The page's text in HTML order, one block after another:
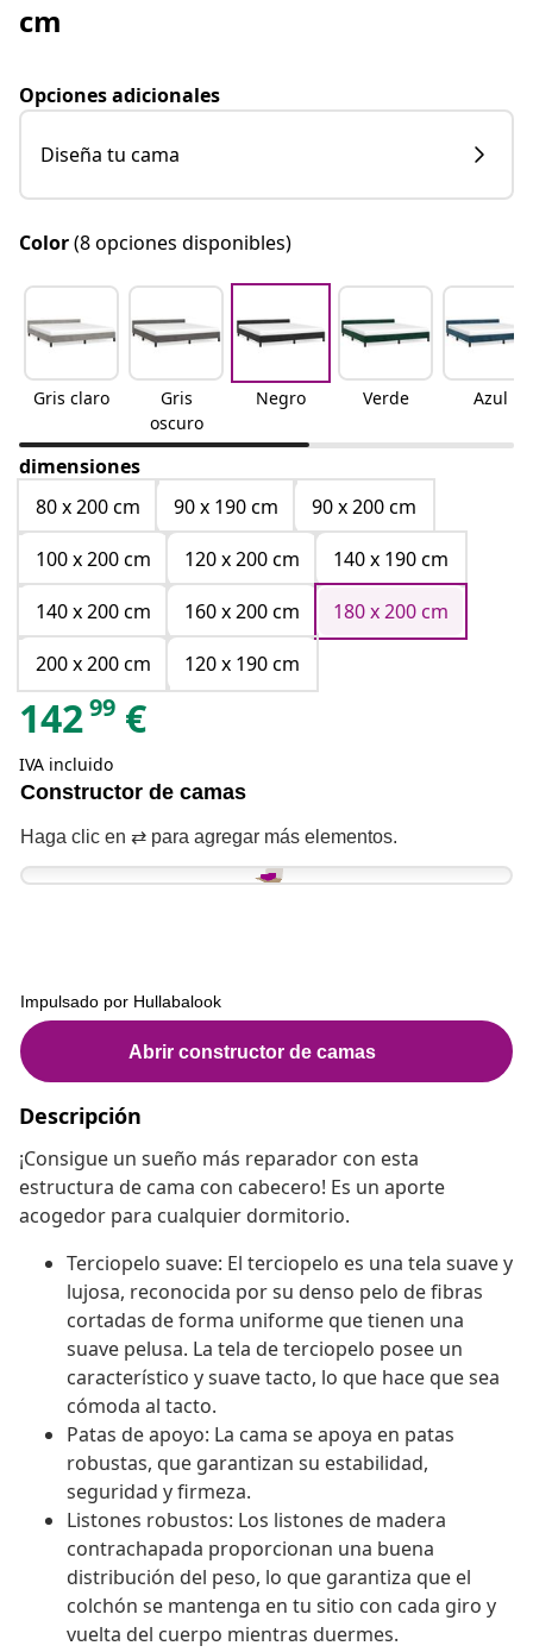
cm
Opciones adicionales
Diseña tu cama
Color(8 opciones disponibles)
Gris claro
Gris
oscuro
Negro Verde Azul
dimensiones
80 x 200 cm
90 x 190 cm
90 x 200 cm
100 x 200 cm
120 x 200 cm
140 x 190 cm
140 x 200 cm
160 x 200 cm
180 x 200 cm
200 x 200 cm
120 x 190 cm
14299 €
IVA incluido
Descripción
¡Consigue un sueño más reparador con esta
estructura de cama con cabecero! Es un aporte
acogedor para cualquier dormitorio.
Terciopelo suave: El terciopelo es una tela suave y
lujosa, reconocida por su denso pelo de fibras
cortadas de forma uniforme que tienen una
suave pelusa. La tela de terciopelo posee un
característico y suave tacto, lo que hace que sea
cómoda al tacto.
Patas de apoyo: La cama se apoya en patas
robustas, que garantizan su estabilidad,
seguridad y firmeza.
Listones robustos: Los listones de madera
contrachapada proporcionan una buena
distribución del peso, lo que garantiza que el
colchón se mantenga en tu sitio con cada giro y
vuelta del cuerpo mientras duermes.